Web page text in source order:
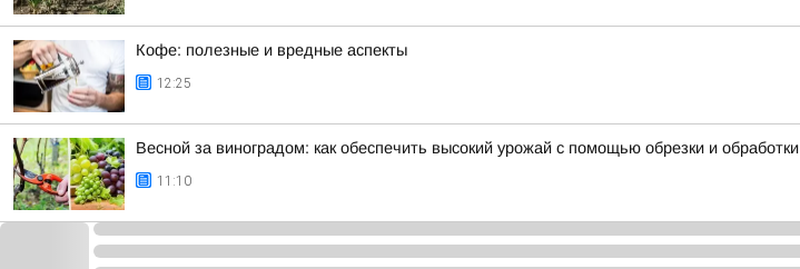
Кофе: полезные и вредные аспекты
12:25
Весной за виноградом: как обеспечить высокий урожай с помощью обрезки и обработки
11:10